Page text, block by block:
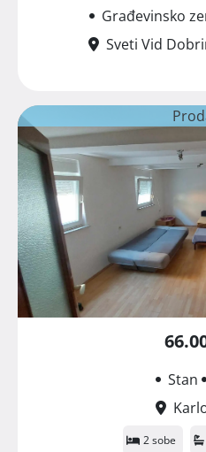
Građevinsko
Sveti Vid
Stan
2 sobe